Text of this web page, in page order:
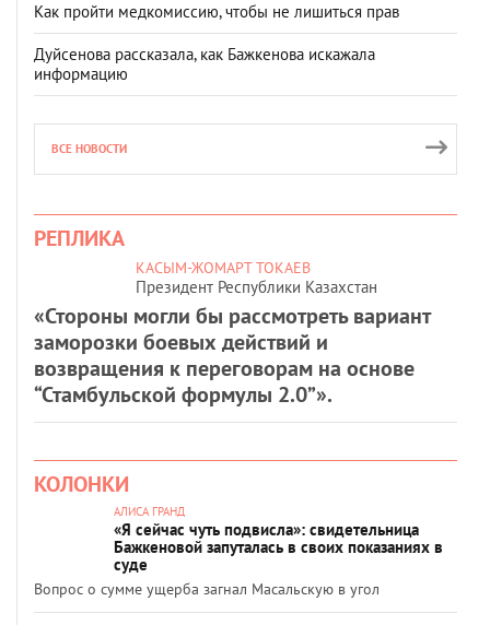
Как пройти медкомиссию, чтобы не лишиться прав
Дуйсенова рассказала, как Бажкенова искажала
информацию
ВСЕ НОВОСТИ
РЕПЛИКА
КАСЫМ-ЖОМАРТ ТОКАЕВ
Президент Республики Казахстан
«Стороны могли бы рассмотреть вариант
заморозки боевых действий и
возвращения к переговорам на основе
“Стамбульской формулы 2.0”».
КОЛОНКИ
АЛИСА ГРАНД
«Я сейчас чуть подвисла»: свидетельница
Бажкеновой запуталась в своих показаниях в
суде
Вопрос о сумме ущерба загнал Масальскую в угол